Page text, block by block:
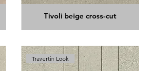
Tivoli beige cross-cut
Travertin Look